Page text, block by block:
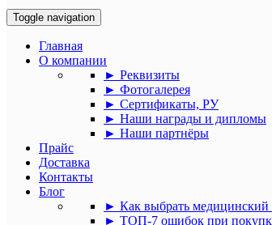
Toggle navigation
Главная
О компании
► Реквизиты
► Фотогалерея
► Сертификаты, РУ
► Наши награды и дипломы
► Наши партнёры
Прайс
Доставка
Контакты
Блог
► Как выбрать
► ТОП-7 ошибок при